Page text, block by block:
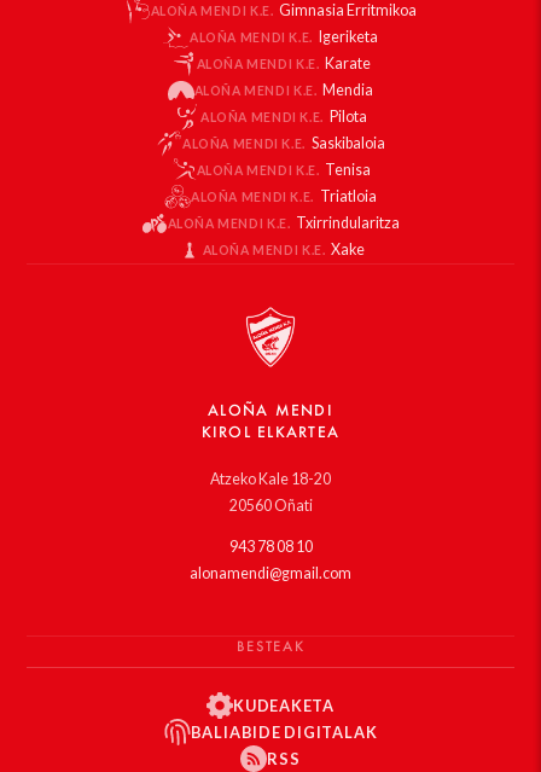
ALOÑA MENDI K.E. Gimnasia Erritmikoa
ALOÑA MENDI K.E. Igeriketa
ALOÑA MENDI K.E. Karate
ALOÑA MENDI K.E. Mendia
ALOÑA MENDI K.E. Pilota
ALOÑA MENDI K.E. Saskibaloia
ALOÑA MENDI K.E. Tenisa
ALOÑA MENDI K.E. Triatloia
ALOÑA MENDI K.E. Txirrindularitza
ALOÑA MENDI K.E. Xake
ALOÑA MENDI
KIROL ELKARTEA
Atzeko Kale 18-20
20560 Oñati
943 78 08 10
alonamendi@gmail.com
BESTEAK
KUDEAKETA
BALIABIDE DIGITALAK
RSS